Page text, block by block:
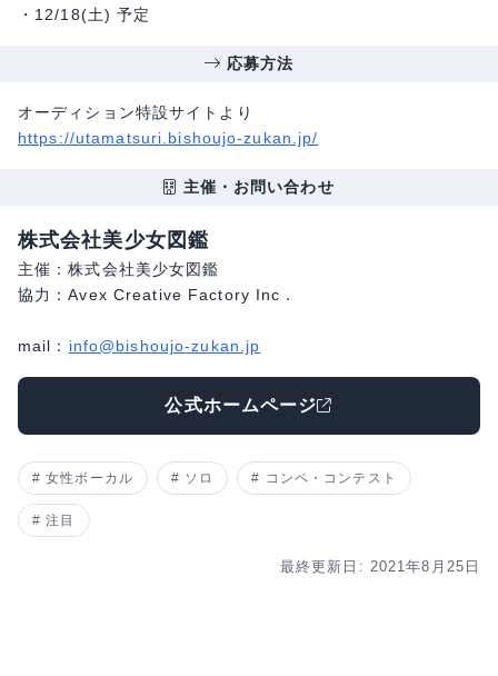
・12/18(土) 予定
応募方法
オーディション特設サイトより
https://utamatsuri.bishoujo-zukan.jp/
主催・お問い合わせ
株式会社美少女図鑑
主催：株式会社美少女図鑑
協力：Avex Creative Factory Inc．
mail： info@bishoujo-zukan.jp
公式ホームページ
女性ボーカル ソロ コンペ・コンテスト
注目
最終更新日: 2021年8月25日